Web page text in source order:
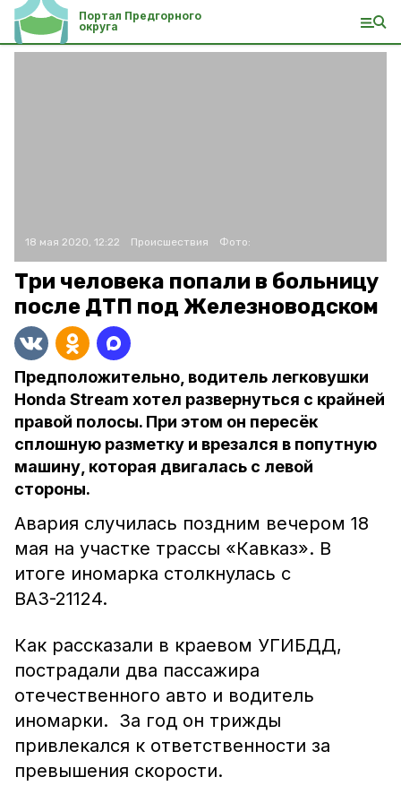
Портал Предгорного
округа
18 мая 2020, 12:22 Происшествия Фото:
Три человека попали в больницу
после ДТП под Железноводском
Предположительно, водитель легковушки
Honda Stream хотел развернуться с крайней
правой полосы. При этом он пересёк
сплошную разметку и врезался в попутную
машину, которая двигалась с левой
стороны.
Авария случилась поздним вечером 18
мая на участке трассы «Кавказ». В
итоге иномарка столкнулась с
ВАЗ-21124.
Как рассказали в краевом УГИБДД,
пострадали два пассажира
отечественного авто и водитель
иномарки. За год он трижды
привлекался к ответственности за
превышения скорости.